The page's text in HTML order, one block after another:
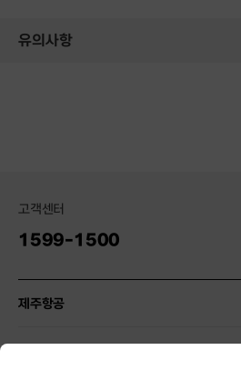
유의사항
고객센터
1599-1500
제주항공